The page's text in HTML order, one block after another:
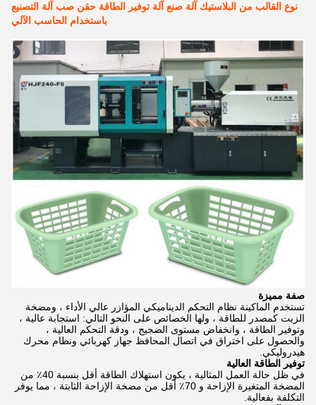
نوع القالب من البلاستيك آلة صنع آلة توفير الطاقة حقن صب آلة التصنيع
باستخدام الحاسب الآلي
صفة مميزة
تستخدم الماكينة نظام التحكم الديناميكي المؤازر عالي الأداء ، ومضخة
الزيت كمصدر للطاقة ، ولها الخصائص على النحو التالي: استجابة عالية ،
وتوفير الطاقة ، وانخفاض مستوى الضجيج ، ودقة التحكم العالية ،
والحصول على اختراق في اتصال المحافظ جهاز كهربائي ونظام محرك
هيدروليكي.
توفير الطاقة العالية
في ظل حالة العمل المثالية ، يكون استهلاك الطاقة أقل بنسبة 40٪ من
المضخة المتغيرة الإزاحة و 70٪ أقل من مضخة الإزاحة الثابتة ، مما يوفر
التكلفة بفعالية.